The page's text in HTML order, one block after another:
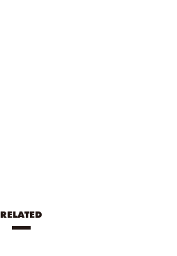
RELATED